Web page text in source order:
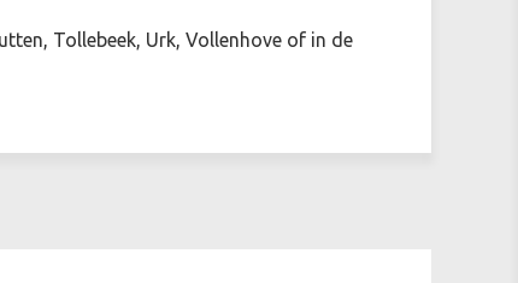
Tollebeek, Urk, Vollenhove of in de